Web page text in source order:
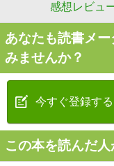
感想レビュ
あなたも読書メ
みませんか？
今すぐ登録する
この本を読んだ